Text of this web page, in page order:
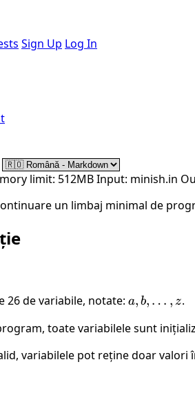
Sign Up Log In
limit: 512MBInput: minish.in
un limbaj minimal de
26 de variabile, notate: a, b,
z
a, b, … , z.
toate variabilele sunt
variabilele pot reține doar valori